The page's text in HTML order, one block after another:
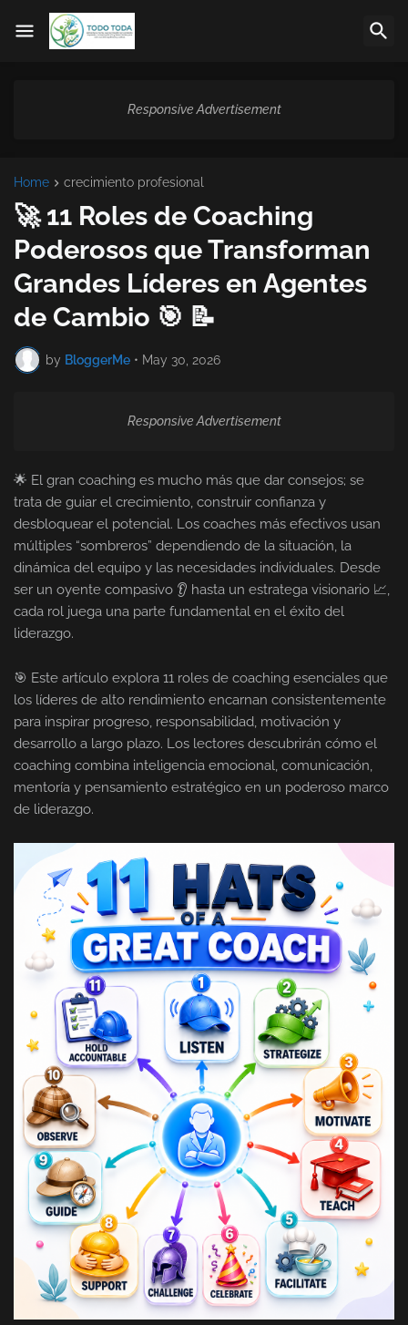
Responsive Advertisement
Home crecimiento profesional
🚀 11 Roles de Coaching
Poderosos que Transforman
Grandes Líderes en Agentes
de Cambio 🎯 📝
by BloggerMe • May 30, 2026
Responsive Advertisement
🌟 El gran coaching es mucho más que dar consejos; se
trata de guiar el crecimiento, construir confianza y
desbloquear el potencial. Los coaches más efectivos usan
múltiples “sombreros” dependiendo de la situación, la
dinámica del equipo y las necesidades individuales. Desde
ser un oyente compasivo 👂 hasta un estratega visionario 📈,
cada rol juega una parte fundamental en el éxito del
liderazgo.
🎯 Este artículo explora 11 roles de coaching esenciales que
los líderes de alto rendimiento encarnan consistentemente
para inspirar progreso, responsabilidad, motivación y
desarrollo a largo plazo. Los lectores descubrirán cómo el
coaching combina inteligencia emocional, comunicación,
mentoría y pensamiento estratégico en un poderoso marco
de liderazgo.